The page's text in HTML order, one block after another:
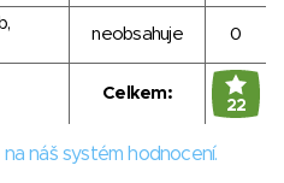
neobsahuje 0
Celkem:
22
náš systém hodnocení.